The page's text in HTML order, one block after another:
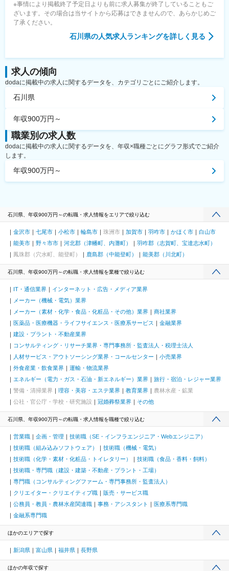
※事情により掲載終了予定日よりも前に求人募集が終了していることもご
ざいます。その場合は当サイトから応募はできませんので、あらかじめご
了承ください。
石川県の人気求人ランキングを詳しく見る
求人の傾向
dodaに掲載中の求人に関するデータを、カテゴリごとにご紹介します。
石川県
年収900万円～
職業別の求人数
dodaに掲載中の求人に関するデータを、年収×職種ごとにグラフ形式でご紹介
します。
年収900万円～
石川県、年収900万円～の転職・求人情報をエリアで絞り込む
金沢市 七尾市 小松市 輪島市 珠洲市 加賀市 羽咋市 かほく市
白山市
能美市
野々市市 河北郡（津幡町、内灘町）
羽咋郡（志賀町、宝達志水町）
鳳珠郡（穴水町、能登町）
鹿島郡（中能登町） 能美郡（川北町）
石川県、年収900万円～の転職・求人情報を業種で絞り込む
IT・通信業界
インターネット・広告・メディア業界
メーカー（機械・電気）業界
メーカー（素材・化学・食品・化粧品・その他）業界
商社業界
医薬品・医療機器・ライフサイエンス・医療系サービス
金融業界
建設・プラント・不動産業界
コンサルティング・リサーチ業界・専門事務所・監査法人・税理士法人
人材サービス・アウトソーシング業界・コールセンター
小売業界
外食産業・飲食業界
運輸・物流業界
エネルギー（電力・ガス・石油・新エネルギー）業界
旅行・宿泊・レジャー業界
警備・清掃業界
理容・美容・エステ業界 教育業界
農林水産・鉱業
公社・官公庁・学校・研究施設
冠婚葬祭業界 その他
石川県、年収900万円～の転職・求人情報を職種で絞り込む
営業職 企画・管理
技術職（SE・インフラエンジニア・Webエンジニア）
技術職（組み込みソフトウェア）
技術職（機械・電気）
技術職（化学・素材・化粧品・トイレタリー）
技術職（食品・香料・飼料）
技術職・専門職（建設・建築・不動産・プラント・工場）
専門職（コンサルティングファーム・専門事務所・監査法人）
クリエイター・クリエイティブ職
販売・サービス職
公務員・教員・農林水産関連職
事務・アシスタント
医療系専門職
金融系専門職
ほかのエリアで探す
新潟県 富山県 福井県 長野県
ほかの年収で探す